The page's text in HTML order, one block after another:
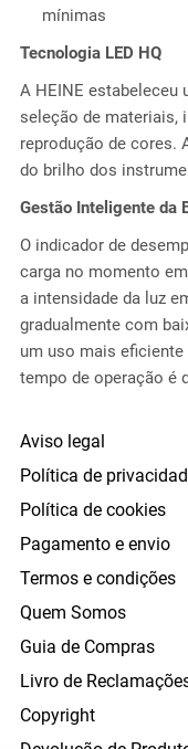
mínimas
Tecnologia LED HQ
A HEINE estabeleceu
seleção de materiais,
reprodução de cores.
do brilho dos
Gestão Inteligente da
O indicador de
carga no momento
a intensidade da luz
gradualmente com
um uso mais
tempo de operação é
Aviso legal
Política de
Política de cookies
Pagamento e envio
Termos e condições
Quem Somos
Guia de Compras
Livro de
Copyright